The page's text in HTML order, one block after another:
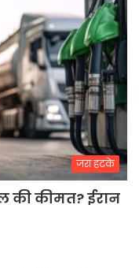
जरा हटके
की कीमत? ईरान